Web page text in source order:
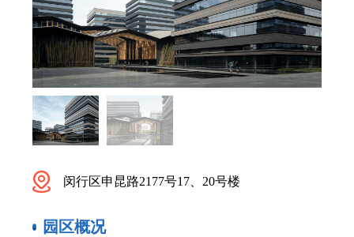
闵行区申昆路2177号17、20号楼
园区概况